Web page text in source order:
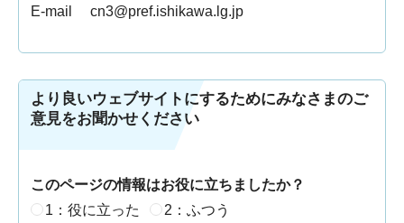
E-mail cn3@pref.ishikawa.lg.jp
より良いウェブサイトにするためにみなさまのご
意見をお聞かせください
このページの情報はお役に立ちましたか？
1：役に立った
2：ふつう